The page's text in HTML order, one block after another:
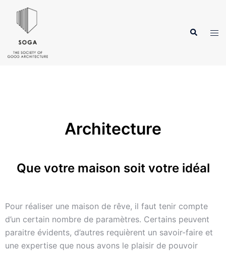
Architecture
Que votre maison soit votre idéal
Pour réaliser une maison de rêve, il faut tenir compte
d’un certain nombre de paramètres. Certains peuvent
paraitre évidents, d’autres requièrent un savoir-faire et
une expertise que nous avons le plaisir de pouvoir